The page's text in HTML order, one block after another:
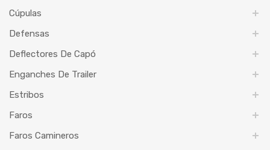
Cúpulas
Defensas
Deflectores De Capó
Enganches De Trailer
Estribos
Faros
Faros Camineros